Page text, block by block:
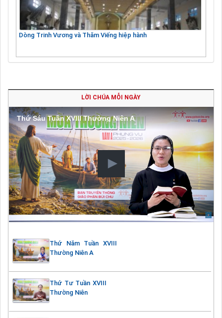
Dòng Trinh Vương và Thăm Viếng hiệp hành
LỜI CHÚA MỖI NGÀY
Thứ Sáu Tuần XVIII Thường Niên A
Thứ Năm Tuần XVIII
Thường Niên A
Thứ Tư Tuần XVIII
Thường Niên